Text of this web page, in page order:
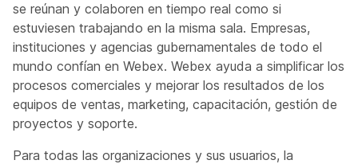
se reúnan y colaboren en tiempo real como si
estuviesen trabajando en la misma sala. Empresas,
instituciones y agencias gubernamentales de todo el
mundo confían en Webex. Webex ayuda a simplificar los
procesos comerciales y mejorar los resultados de los
equipos de ventas, marketing, capacitación, gestión de
proyectos y soporte.
Para todas las organizaciones y sus usuarios, la